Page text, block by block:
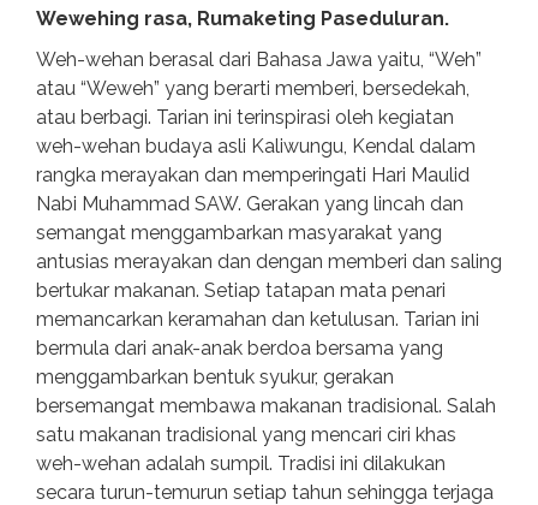
Wewehing rasa, Rumaketing Paseduluran.
Weh-wehan berasal dari Bahasa Jawa yaitu, “Weh”
atau “Weweh” yang berarti memberi, bersedekah,
atau berbagi. Tarian ini terinspirasi oleh kegiatan
weh-wehan budaya asli Kaliwungu, Kendal dalam
rangka merayakan dan memperingati Hari Maulid
Nabi Muhammad SAW. Gerakan yang lincah dan
semangat menggambarkan masyarakat yang
antusias merayakan dan dengan memberi dan saling
bertukar makanan. Setiap tatapan mata penari
memancarkan keramahan dan ketulusan. Tarian ini
bermula dari anak-anak berdoa bersama yang
menggambarkan bentuk syukur, gerakan
bersemangat membawa makanan tradisional. Salah
satu makanan tradisional yang mencari ciri khas
weh-wehan adalah sumpil. Tradisi ini dilakukan
secara turun-temurun setiap tahun sehingga terjaga